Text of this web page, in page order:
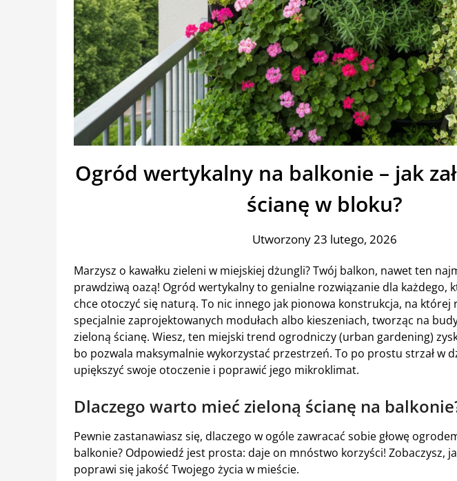
Ogród wertykalny na balkonie – jak
ścianę w bloku?
Utworzony 23 lutego, 2026
Marzysz o kawałku zieleni w miejskiej dżungli? Twój balkon, nawet ten
prawdziwą oazą! Ogród wertykalny to genialne rozwiązanie dla każdego,
chce otoczyć się naturą. To nic innego jak pionowa konstrukcja, na której
specjalnie zaprojektowanych modułach albo kieszeniach, tworząc na
zieloną ścianę. Wiesz, ten miejski trend ogrodniczy (urban gardening)
bo pozwala maksymalnie wykorzystać przestrzeń. To po prostu strzał w
upiększyć swoje otoczenie i poprawić jego mikroklimat.
Dlaczego warto mieć zieloną ścianę na
Pewnie zastanawiasz się, dlaczego w ogóle zawracać sobie głowę
balkonie? Odpowiedź jest prosta: daje on mnóstwo korzyści! Zobaczysz,
poprawi się jakość Twojego życia w mieście.